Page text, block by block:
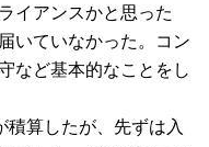
イアンスかと思った
いていなかった。コン
など基本的なことをし
算したが、先ずは入